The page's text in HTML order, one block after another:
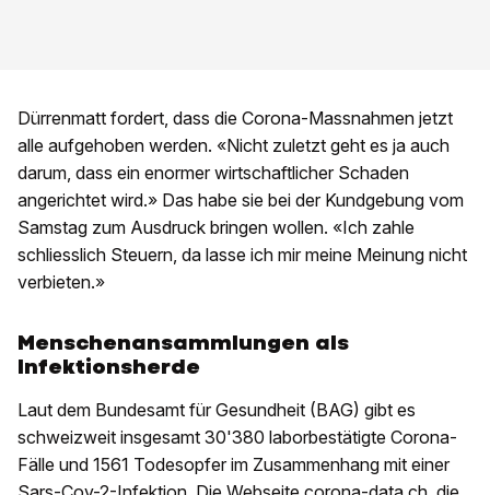
Dürrenmatt fordert, dass die Corona-Massnahmen jetzt
alle aufgehoben werden. «Nicht zuletzt geht es ja auch
darum, dass ein enormer wirtschaftlicher Schaden
angerichtet wird.» Das habe sie bei der Kundgebung vom
Samstag zum Ausdruck bringen wollen. «Ich zahle
schliesslich Steuern, da lasse ich mir meine Meinung nicht
verbieten.»
Menschenansammlungen als
Infektionsherde
Laut dem Bundesamt für Gesundheit (BAG) gibt es
schweizweit insgesamt 30'380 laborbestätigte Corona-
Fälle und 1561 Todesopfer im Zusammenhang mit einer